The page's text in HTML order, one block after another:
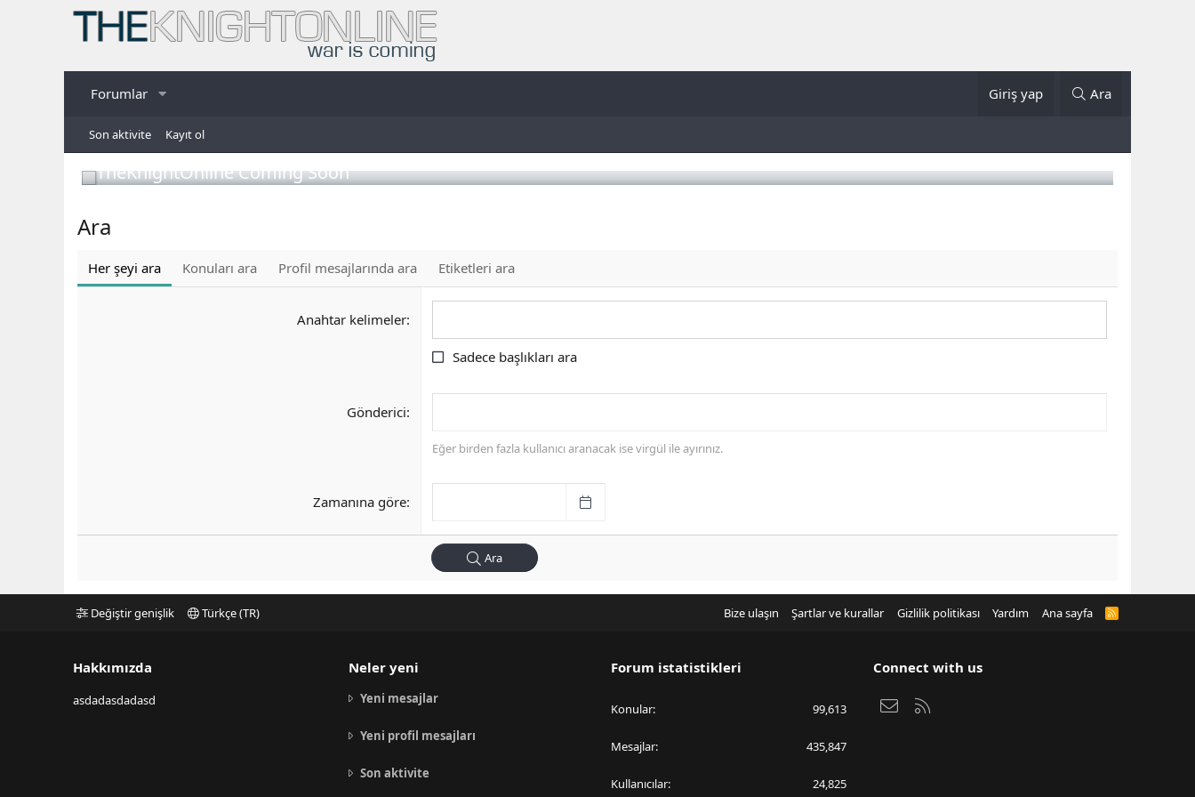
Forumlar Giriş yap Ara
Son aktivite Kayıt ol
TheKnightOnline Coming Soon
Ara
Her şeyi ara Konuları ara Profil mesajlarında ara Etiketleri ara
Anahtar kelimeler
Sadece başlıkları ara
Gönderici
Eğer birden fazla kullanıcı aranacak ise virgül ile ayırınız.
Zamanına göre
Ara
Değiştir genişlik Türkçe (TR) Bize ulaşın Şartlar ve kurallar Gizlilik politikası Yardım Ana sayfa
R
Hakkımızda
asdadasdadasd
Neler yeni
Yeni mesajlar
Yeni profil mesajları
Son aktivite
Forum istatistikleri
Konular 99,613
Mesajlar 435,847
Kullanıcılar 24,825
Connect with us
Bize ulaşın